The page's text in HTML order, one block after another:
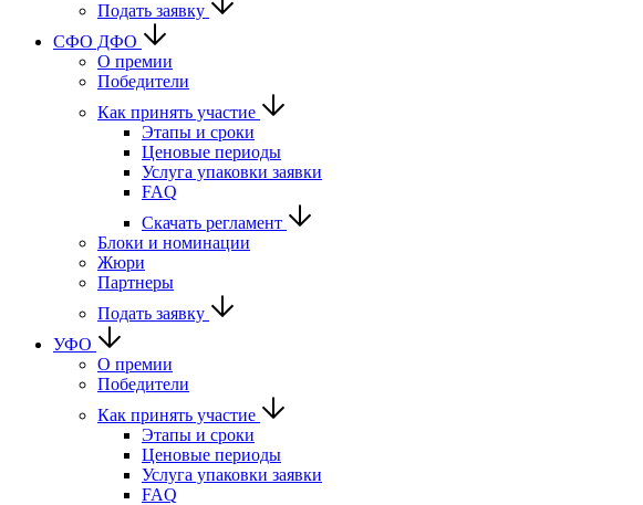
Подать заявку
CФО ДФО
О премии
Победители
Как принять участие
Этапы и сроки
Ценовые периоды
Услуга упаковки заявки
FAQ
Скачать регламент
Блоки и номинации
Жюри
Партнеры
Подать заявку
УФО
О премии
Победители
Как принять участие
Этапы и сроки
Ценовые периоды
Услуга упаковки заявки
FAQ